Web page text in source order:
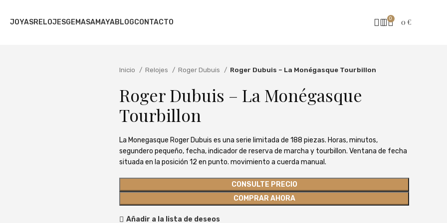
JOYASRELOJESGEMASAMAYABLOGCONTACTO 0 0 €
Inicio
Relojes Roger Dubuis Roger Dubuis – La Monégasque Tourbillon
Roger Dubuis – La Monégasque
Tourbillon
La Monegasque Roger Dubuis es una serie limitada de 188 piezas. Horas, minutos,
segundero pequeño, fecha, indicador de reserva de marcha y tourbillon. Ventana de fecha
situada en la posición 12 en punto. movimiento a cuerda manual.
CONSULTE PRECIO
COMPRAR AHORA
Añadir a la lista de deseos